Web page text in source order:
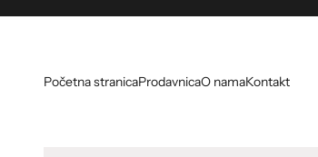
Početna stranicaProdavnicaO namaKontakt